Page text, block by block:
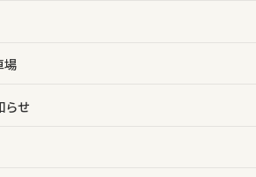
場
らせ